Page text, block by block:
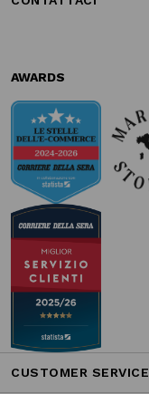
AWARDS
CUSTOMER SERVICE